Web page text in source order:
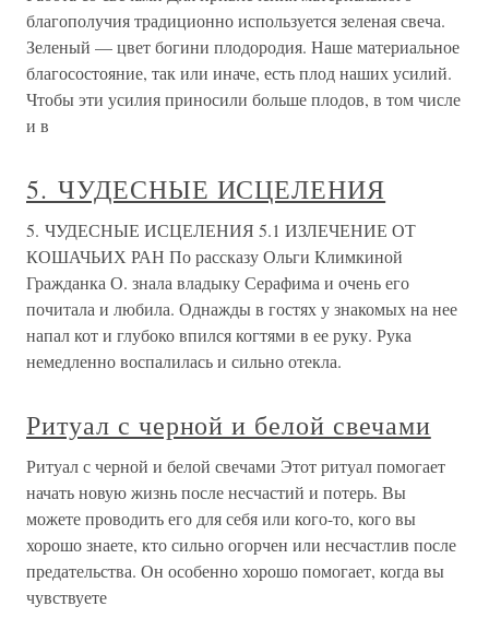
благополучия традиционно используется зеленая свеча.
Зеленый — цвет богини плодородия. Наше материальное
благосостояние, так или иначе, есть плод наших усилий.
Чтобы эти усилия приносили больше плодов, в том числе
и в
5. ЧУДЕСНЫЕ ИСЦЕЛЕНИЯ
5. ЧУДЕСНЫЕ ИСЦЕЛЕНИЯ 5.1 ИЗЛЕЧЕНИЕ ОТ
КОШАЧЬИХ РАН По рассказу Ольги Климкиной
Гражданка О. знала владыку Серафима и очень его
почитала и любила. Однажды в гостях у знакомых на нее
напал кот и глубоко впился когтями в ее руку. Рука
немедленно воспалилась и сильно отекла.
Ритуал с черной и белой свечами
Ритуал с черной и белой свечами Этот ритуал помогает
начать новую жизнь после несчастий и потерь. Вы
можете проводить его для себя или кого-то, кого вы
хорошо знаете, кто сильно огорчен или несчастлив после
предательства. Он особенно хорошо помогает, когда вы
чувствуете